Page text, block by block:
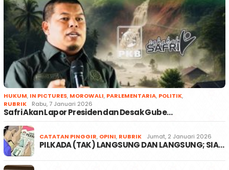
HUKUM, IN PICTURES, MOROWALI, PARLEMENTARIA, POLITIK,
RUBRIK
Rabu, 7 Januari 2026
Safri Akan Lapor Presiden dan Desak Gube…
CATATAN PINGGIR, OPINI, RUBRIK Jumat, 2 Januari 2026
PILKADA (TAK) LANGSUNG DAN LANGSUNG; SIA…